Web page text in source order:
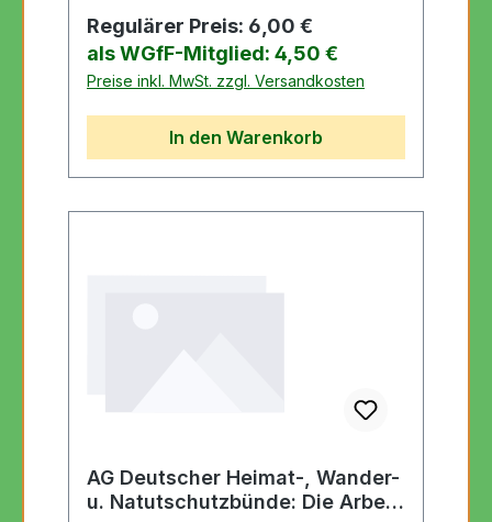
Regulärer Preis:
6,00 €
als WGfF-Mitglied: 4,50 €
Preise inkl. MwSt. zzgl. Versandkosten
In den Warenkorb
AG Deutscher Heimat-, Wander-
u. Natutschutzbünde: Die Arbeit